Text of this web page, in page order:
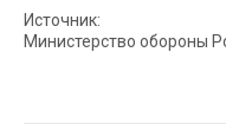
Источник:
Министерство обороны